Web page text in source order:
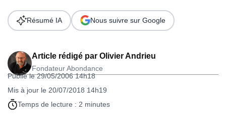
Audit SEO
Article rédigé par Olivier Andrieu
Fondateur Abondance
Publié le 29/05/2006 14h18
Mis à jour le 20/07/2018 14h19
Temps de lecture : 2 minutes
Résumé IA Nous suivre sur Google